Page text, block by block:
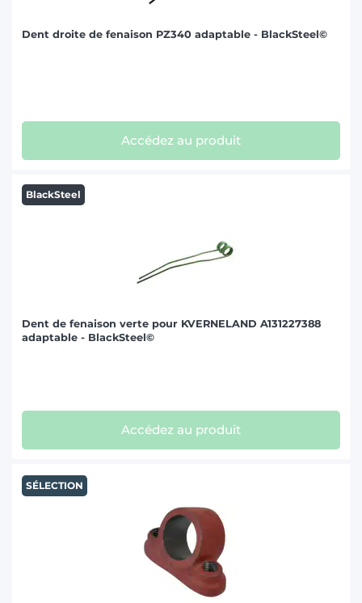
Dent droite de fenaison PZ340 adaptable - BlackSteel©
Accédez au produit
BlackSteel
Dent de fenaison verte pour KVERNELAND A131227388
adaptable - BlackSteel©
Accédez au produit
SÉLECTION